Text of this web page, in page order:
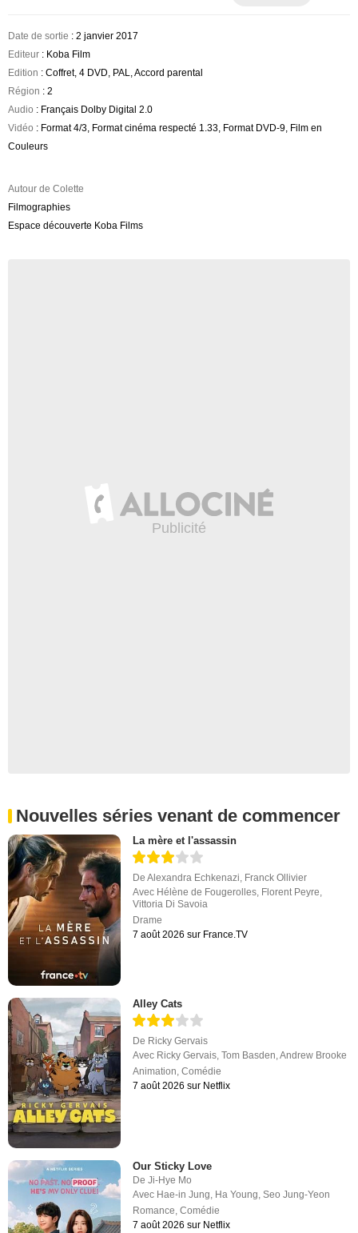
Date de sortie : 2 janvier 2017
Editeur : Koba Film
Edition : Coffret, 4 DVD, PAL, Accord parental
Région : 2
Audio : Français Dolby Digital 2.0
Vidéo : Format 4/3, Format cinéma respecté 1.33, Format DVD-9, Film en
Couleurs
Autour de Colette
Filmographies
Espace découverte Koba Films
Nouvelles séries venant de commencer
La mère et l'assassin
DeAlexandra Echkenazi, Franck Ollivier
Avec Hélène de Fougerolles, Florent Peyre,
Vittoria Di Savoia
Drame
7 août 2026 sur France.TV
Alley Cats
De Ricky Gervais
Avec Ricky Gervais ,Tom Basden ,Andrew Brooke
Animation ,Comédie
7 août 2026 sur Netflix
Our Sticky Love
DeJi-Hye Mo
Avec Hae-in Jung, Ha Young,Seo Jung-Yeon
Romance,Comédie
7 août 2026 sur Netflix